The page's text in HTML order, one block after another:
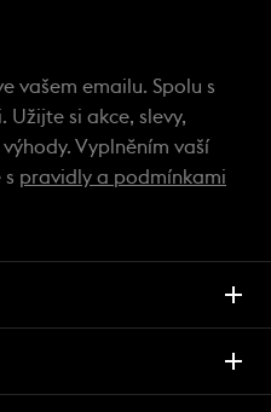
vašem emailu. Spolu s
Užijte si akce, slevy,
Vyplněním vaší
s pravidly a podmínkami